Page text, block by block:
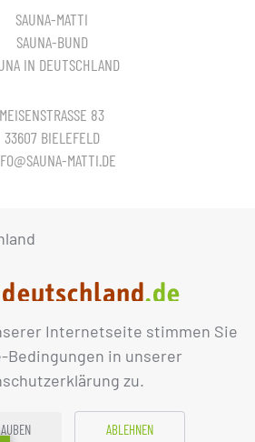
Internetseite stimmen Sie
Bedingungen in unserer
zu.
ABLEHNEN
SAUNA-MATTI
SAUNA-BUND
IN DEUTSCHLAND
MEISENSTRASSE 83
33607 BIELEFELD
MATTI.DE
IMPRESSUM DATENSCHUTZ